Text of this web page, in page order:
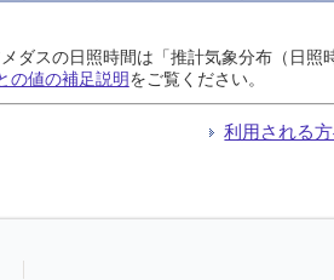
ダスの日照時間は「推計気象分布（日
の値の補足説明をご覧ください。
利用される